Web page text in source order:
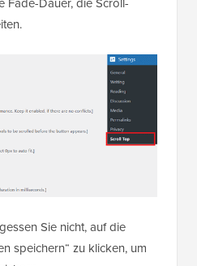
Fade-Dauer, die Scroll-
Sie nicht, auf die
speichern“ zu klicken, um